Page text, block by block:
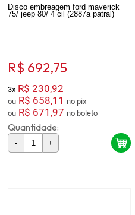
Disco embreagem ford maverick
75/ jeep 80/ 4 cil (2887a patral)
R$ 692,75
3x R$ 230,92
ou R$ 658,11
no pix
ou R$ 671,97 no boleto
Quantidade:
- +